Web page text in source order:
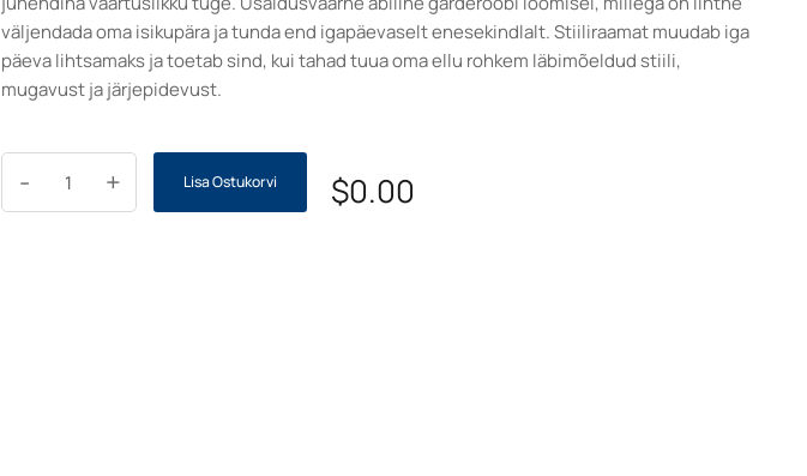
väljendada oma isikupära ja tunda end igapäevaselt enesekindlalt. Stiiliraamat muudab iga
päeva lihtsamaks ja toetab sind, kui tahad tuua oma ellu rohkem läbimõeldud stiili,
mugavust ja järjepidevust.
+
- Lisa Ostukorvi $0.00